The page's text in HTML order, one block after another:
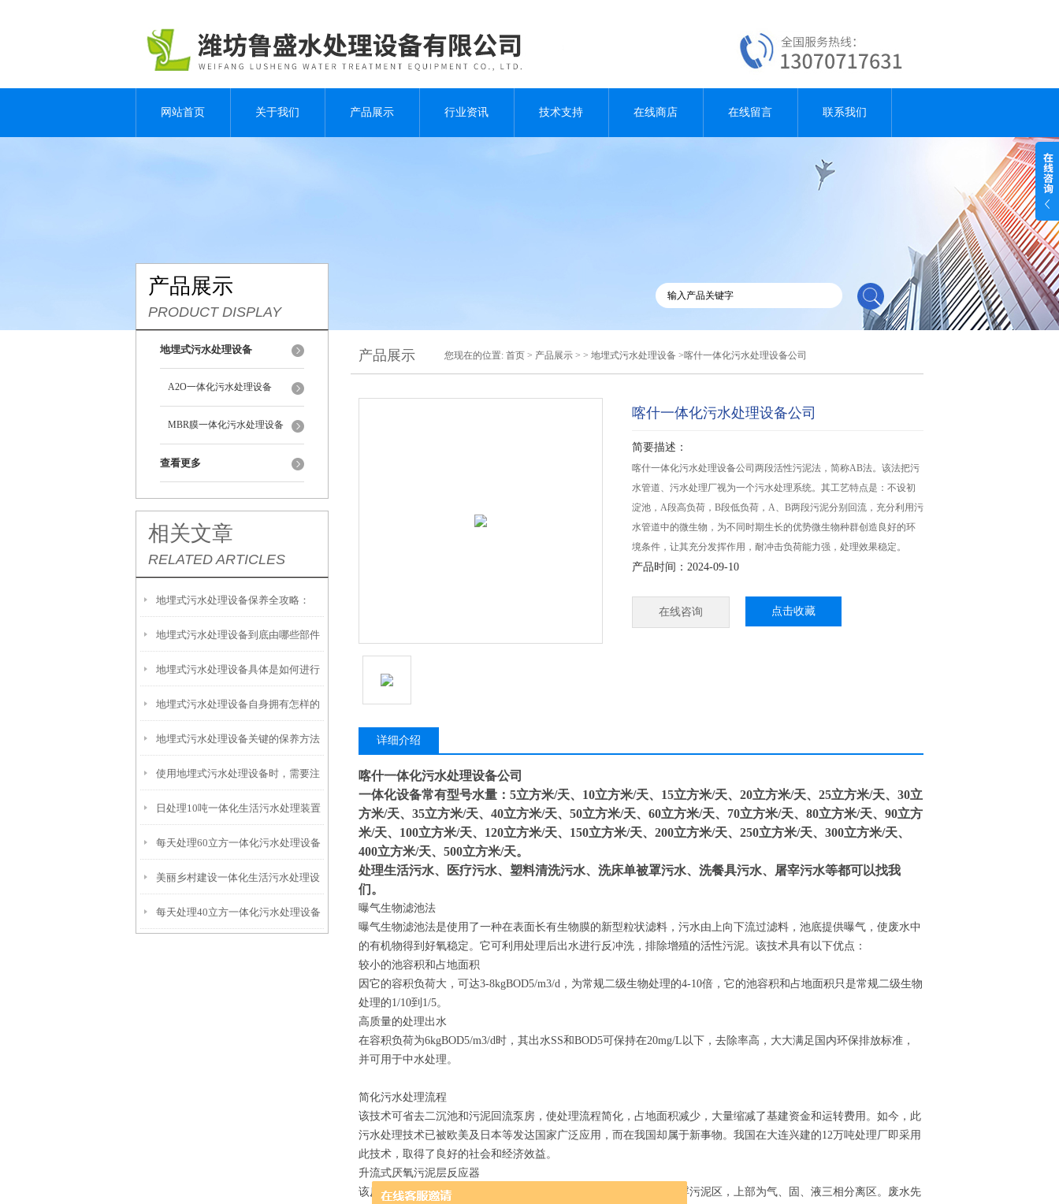
网站首页 关于我们 产品展示 行业资讯 技术支持 在线商店 在线留言 联系我们
产品展示
PRODUCT DISPLAY
地埋式污水处理设备
A2O一体化污水处理设备
MBR膜一体化污水处理设备
查看更多
相关文章
RELATED ARTICLES
地埋式污水处理设备保养全攻略：
让“地下卫士”持续高效运转
地埋式污水处理设备到底由哪些部件
撑起？核心结构一文拆解
地埋式污水处理设备具体是如何进行
安装的呢？
地埋式污水处理设备自身拥有怎样的
特点呢？
地埋式污水处理设备关键的保养方法
使用地埋式污水处理设备时，需要注
意以下事项
日处理10吨一体化生活污水处理装置
每天处理60立方一体化污水处理设备
美丽乡村建设一体化生活污水处理设
备
每天处理40立方一体化污水处理设备
产品展示 您现在的位置: 首页 > 产品展示 > > 地埋式污水处理设备 >喀什一体化污水处理设备公司
喀什一体化污水处理设备公司
简要描述：
喀什一体化污水处理设备公司两段活性污泥法，简称AB法。该法把污
水管道、污水处理厂视为一个污水处理系统。其工艺特点是：不设初
淀池，A段高负荷，B段低负荷，A、B两段污泥分别回流，充分利用污
水管道中的微生物，为不同时期生长的优势微生物种群创造良好的环
境条件，让其充分发挥作用，耐冲击负荷能力强，处理效果稳定。
产品时间：2024-09-10
在线咨询 点击收藏
详细介绍
喀什一体化污水处理设备公司
一体化设备常有型号水量：5立方米/天、10立方米/天、15立方米/天、20立方米/天、25立方米/天、30立
方米/天、35立方米/天、40立方米/天、50立方米/天、60立方米/天、70立方米/天、80立方米/天、90立方
米/天、100立方米/天、120立方米/天、150立方米/天、200立方米/天、250立方米/天、300立方米/天、
400立方米/天、500立方米/天。
处理生活污水、医疗污水、塑料清洗污水、洗床单被罩污水、洗餐具污水、屠宰污水等都可以找我
们。
曝气生物滤池法
曝气生物滤池法是使用了一种在表面长有生物膜的新型粒状滤料，污水由上向下流过滤料，池底提供曝气，使废水中
的有机物得到好氧稳定。它可利用处理后出水进行反冲洗，排除增殖的活性污泥。该技术具有以下优点：
较小的池容积和占地面积
因它的容积负荷大，可达3-8kgBOD5/m3/d，为常规二级生物处理的4-10倍，它的池容积和占地面积只是常规二级生物
处理的1/10到1/5。
高质量的处理出水
在容积负荷为6kgBOD5/m3/d时，其出水SS和BOD5可保持在20mg/L以下，去除率高，大大满足国内环保排放标准，
并可用于中水处理。
简化污水处理流程
该技术可省去二沉池和污泥回流泵房，使处理流程简化，占地面积减少，大量缩减了基建资金和运转费用。如今，此
污水处理技术已被欧美及日本等发达国家广泛应用，而在我国却属于新事物。我国在大连兴建的12万吨处理厂即采用
此技术，取得了良好的社会和经济效益。
升流式厌氧污泥层反应器
该反应器的构造为上、中、下三个区，下部为污泥床区，中部为悬浮污泥区，上部为气、固、液三相分离区。废水先